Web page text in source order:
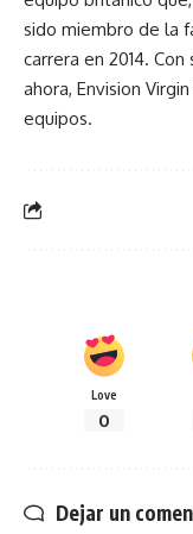
sido miembro de la
carrera en 2014.
ahora, Envision
equipos.
Love
0
Dejar un